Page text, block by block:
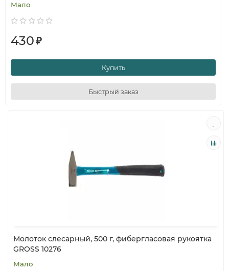
Мало
430₽
Купить
Быстрый заказ
Молоток слесарный, 500 г, фибергласовая рукоятка
GROSS 10276
Мало